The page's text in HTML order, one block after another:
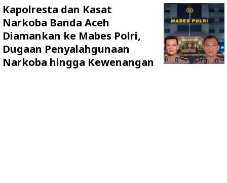
Kapolresta dan Kasat
Narkoba Banda Aceh
Diamankan ke Mabes Polri,
Dugaan Penyalahgunaan
Narkoba hingga Kewenangan